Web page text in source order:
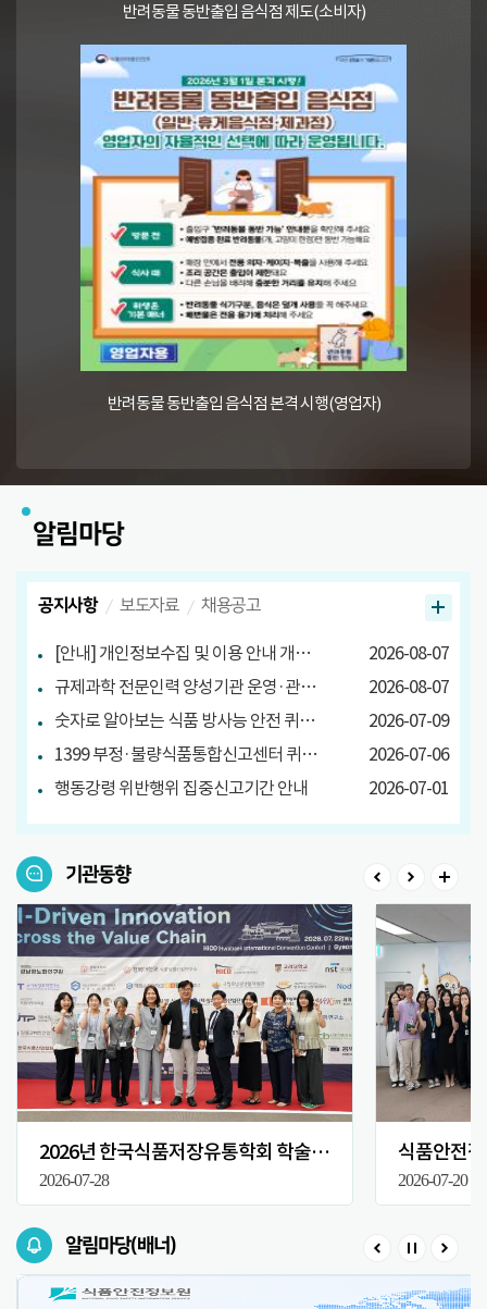
반려동물 동반출입 음식점 제도(소비자)
반려동물 동반출입 음식점 본격 시행(영업자)
알림마당
공지사항
[안내] 개인정보수집 및 이용 안내 개정 안내
2026-08-07
규제과학 전문인력 양성기관 운영·관리방안 마련 연구 관련 설문조사
2026-08-07
숫자로 알아보는 식품 방사능 안전 퀴즈 당첨자 발표
2026-07-09
1399 부정·불량식품통합신고센터 퀴즈 이벤트 당첨자 발표
2026-07-06
행동강령 위반행위 집중신고기간 안내
2026-07-01
보도자료 채용공고
기관동향
2026년 한국식품저장유통학회 학술대회
2026-07-28
식품안전
2026-07-20
알림마당(배너)